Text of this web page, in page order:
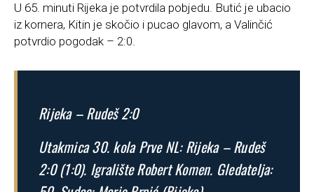
U 65. minuti Rijeka je potvrdila pobjedu. Butić je ubacio
iz kornera, Kitin je skočio i pucao glavom, a Valinčić
potvrdio pogodak – 2:0.
Rijeka – Rudeš 2:0
Utakmica 30. kola Prve NL: Rijeka – Rudeš
2:0 (1:0). Igralište Robert Komen. Gledatelja: